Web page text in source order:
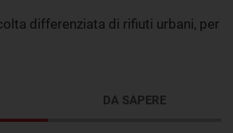
differenziata di rifiuti urbani, per
DA SAPERE